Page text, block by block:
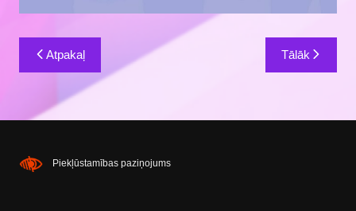
Ziņu
izvēlne
Atpakaļ Tālāk
Piekļūstamības paziņojums